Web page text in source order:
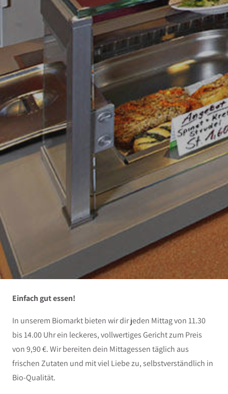
Einfach gut essen!
In unserem Biomarkt bieten wir dir jeden Mittag von 11.30
bis 14.00 Uhr ein leckeres, vollwertiges Gericht zum Preis
von 9,90 €. Wir bereiten dein Mittagessen täglich aus
frischen Zutaten und mit viel Liebe zu, selbstverständlich in
Bio-Qualität.